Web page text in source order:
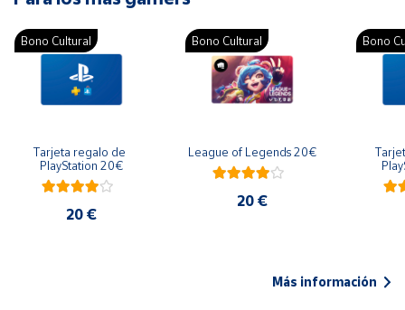
Bono Cultural
Tarjeta regalo de
PlayStation 20€
20 €
Bono Cultural
League of Legends 20€
20 €
Bono
Más información